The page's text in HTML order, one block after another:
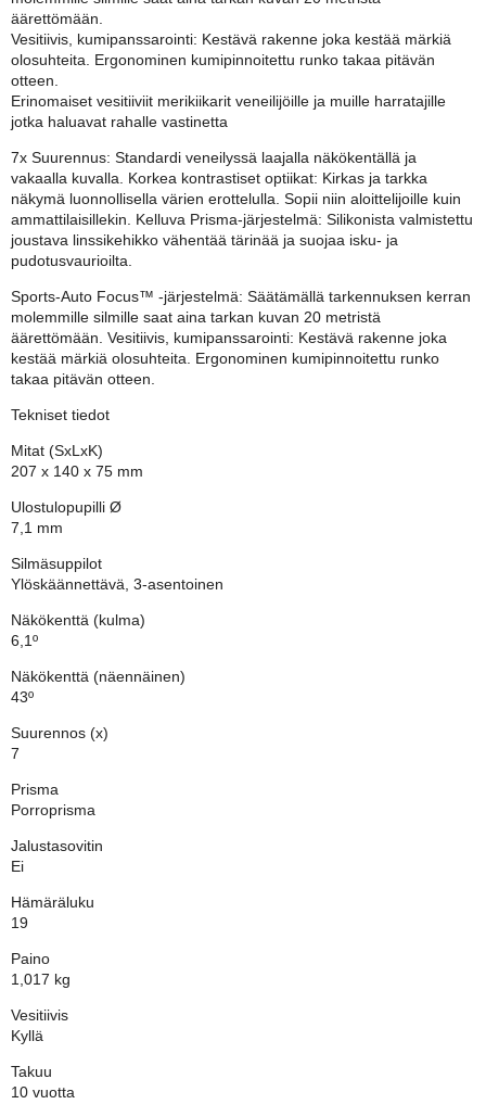
äärettömään.
Vesitiivis, kumipanssarointi: Kestävä rakenne joka kestää märkiä
olosuhteita. Ergonominen kumipinnoitettu runko takaa pitävän
otteen.
Erinomaiset vesitiiviit merikiikarit veneilijöille ja muille harratajille
jotka haluavat rahalle vastinetta
7x Suurennus: Standardi veneilyssä laajalla näkökentällä ja
vakaalla kuvalla. Korkea kontrastiset optiikat: Kirkas ja tarkka
näkymä luonnollisella värien erottelulla. Sopii niin aloittelijoille kuin
ammattilaisillekin. Kelluva Prisma-järjestelmä: Silikonista valmistettu
joustava linssikehikko vähentää tärinää ja suojaa isku- ja
pudotusvaurioilta.
Sports-Auto Focus™ -järjestelmä: Säätämällä tarkennuksen kerran
molemmille silmille saat aina tarkan kuvan 20 metristä
äärettömään. Vesitiivis, kumipanssarointi: Kestävä rakenne joka
kestää märkiä olosuhteita. Ergonominen kumipinnoitettu runko
takaa pitävän otteen.
Tekniset tiedot
Mitat (SxLxK)
207 x 140 x 75 mm
Ulostulopupilli Ø
7,1 mm
Silmäsuppilot
Ylöskäännettävä, 3-asentoinen
Näkökenttä (kulma)
6,1º
Näkökenttä (näennäinen)
43º
Suurennos (x)
7
Prisma
Porroprisma
Jalustasovitin
Ei
Hämäräluku
19
Paino
1,017 kg
Vesitiivis
Kyllä
Takuu
10 vuotta